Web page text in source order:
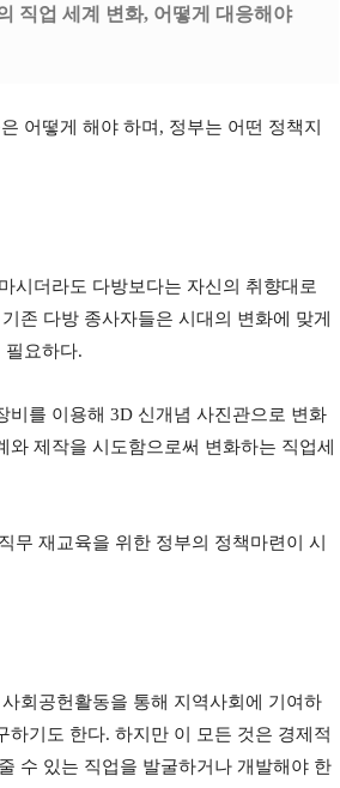
직업 세계 변화, 어떻게 대응해야
어떻게 해야 하며 , 정부는 어떤 정책지
시더라도 다방보다는 자신의 취향대로
존 다방 종사자들은 시대의 변화에 맞게
필요하다.
비를 이용해 3D 신개념 사진관으로 변화
와 제작을 시도함으로써 변화하는 직업세
직무 재교육을 위한 정부의 정책마련이 시
회공헌활동을 통해 지역사회에 기여하
하기도 한다. 하지만 이 모든 것은 경제적
수 있는 직업을 발굴하거나 개발해야 한